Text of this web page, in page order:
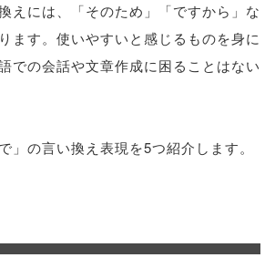
えには、「そのため」「ですから」な
ます。使いやすいと感じるものを身に
での会話や文章作成に困ることはない
」の言い換え表現を5つ紹介します。